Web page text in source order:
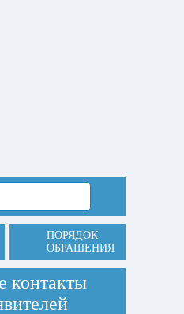
ПОРЯДОК
ОБРАЩЕНИЯ
контакты